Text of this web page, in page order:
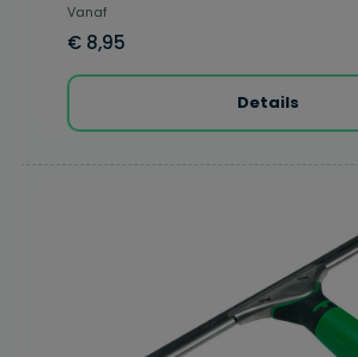
Vanaf
€ 8,95
Details